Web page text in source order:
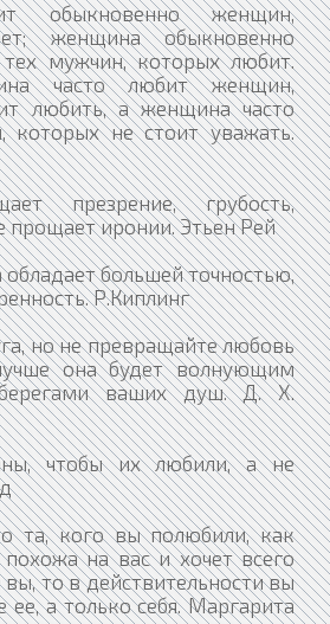
обыкновенно женщин,
женщина обыкновенно
мужчин, которых любит.
часто любит женщин,
любить, а женщина часто
которых не стоит уважать.
презрение, грубость,
прощает иронии. Этьен Рей
большей точностью,
Р.Киплинг
но не превращайте любовь
она будет волнующим
ваших душ. Д. Х.
чтобы их любили, а не
та, кого вы полюбили, как
на вас и хочет всего
вы, то в действительности вы
ее, а только себя. Маргарита